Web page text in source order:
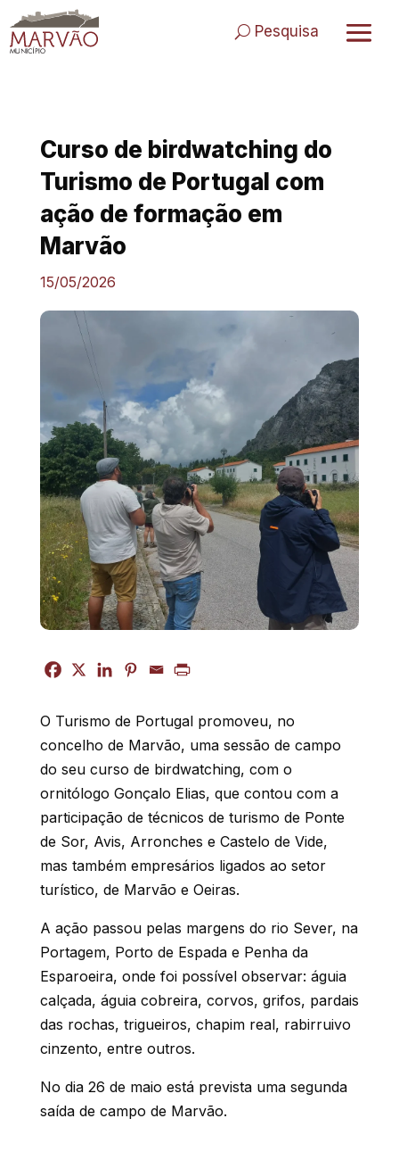
to
content
Pesquisa
Curso de birdwatching do
Turismo de Portugal com
ação de formação em
Marvão
15/05/2026
O Turismo de Portugal promoveu, no
concelho de Marvão, uma sessão de campo
do seu curso de birdwatching, com o
ornitólogo Gonçalo Elias, que contou com a
participação de técnicos de turismo de Ponte
de Sor, Avis, Arronches e Castelo de Vide,
mas também empresários ligados ao setor
turístico, de Marvão e Oeiras.
A ação passou pelas margens do rio Sever, na
Portagem, Porto de Espada e Penha da
Esparoeira, onde foi possível observar: águia
calçada, águia cobreira, corvos, grifos, pardais
das rochas, trigueiros, chapim real, rabirruivo
cinzento, entre outros.
No dia 26 de maio está prevista uma segunda
saída de campo de Marvão.